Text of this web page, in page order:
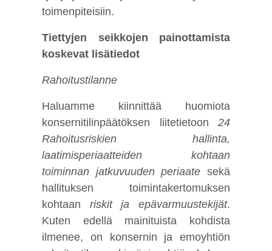
toimenpiteisiin.
Tiettyjen seikkojen painottamista
koskevat lisätiedot
Rahoitustilanne
Haluamme kiinnittää huomiota
konsernitilinpäätöksen liitetietoon 24
Rahoitusriskien hallinta,
laatimisperiaatteiden kohtaan
toiminnan jatkuvuuden periaate sekä
hallituksen toimintakertomuksen
kohtaan riskit ja epävarmuustekijät.
Kuten edellä mainituista kohdista
ilmenee, on konsernin ja emoyhtiön